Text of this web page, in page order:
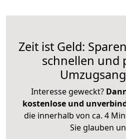
Zeit ist Geld:
schnellen und
Interesse geweckt?
kostenlose und
die innerhalb von ca. 4
Sie glauben